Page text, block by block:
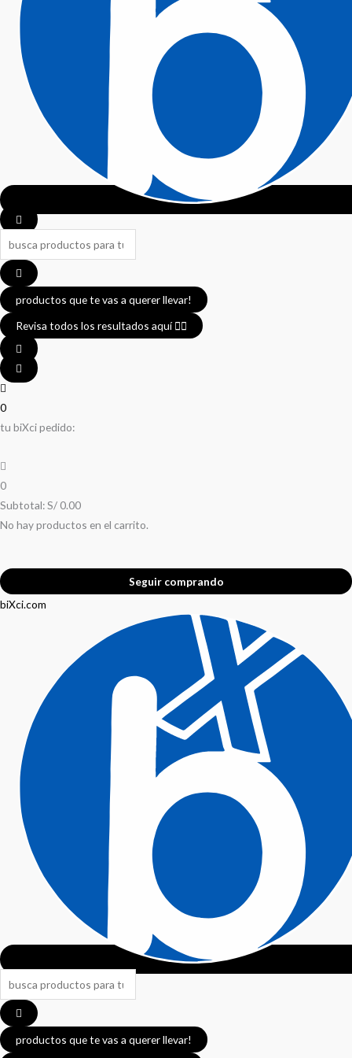
productos que te vas a querer llevar!
Revisa todos los resultados aquí 👈🏼
0
tu biXci pedido:
0
Subtotal:S/ 0.00
No hay productos en el carrito.
Seguir comprando
biXci.com
productos que te vas a querer llevar!